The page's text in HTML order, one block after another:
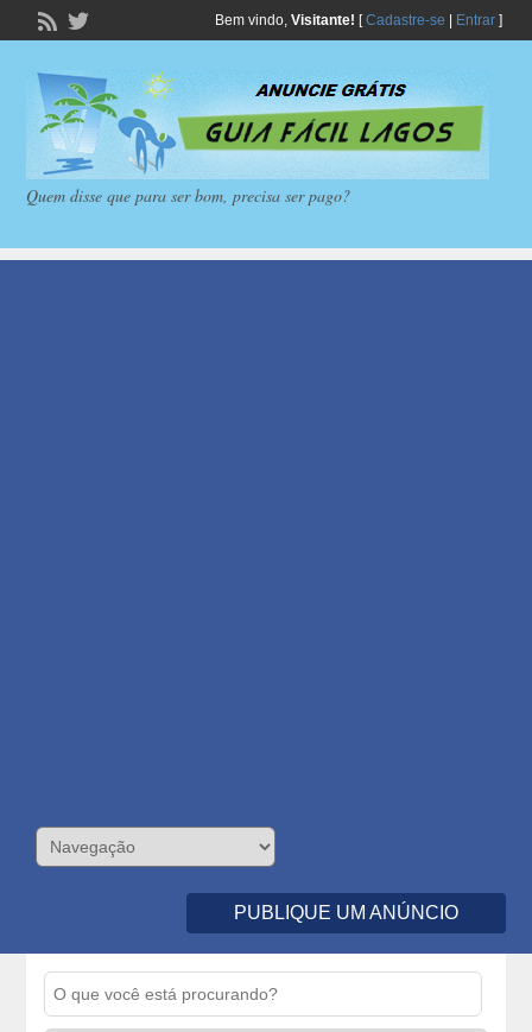
Bem vindo, Visitante! [Cadastre-se Entrar]
Quem disse que para ser bom, precisa ser pago?
PUBLIQUE UM ANÚNCIO